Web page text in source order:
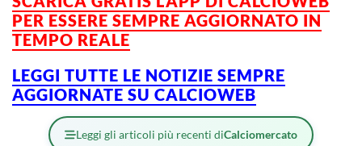
PER ESSERE SEMPRE AGGIORNATO IN
TEMPO REALE
LEGGI TUTTE LE NOTIZIE SEMPRE
AGGIORNATE SU CALCIOWEB
Leggi gli articoli più recenti diCalciomercato